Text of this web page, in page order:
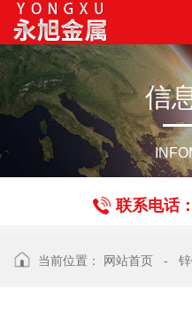
信
联系电话
当前位置： 网站首页 -